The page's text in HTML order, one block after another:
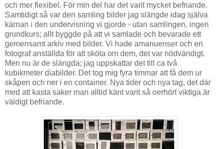
och mer flexibel. För min del har det varit mycket befriande.
Samtidigt så var den samling bilder jag slängde idag själva
kärnan i den undervisning vi gjorde - utan samlingen, ingen
grundkurs; allt byggde på att vi samlade och bevarade ett
gemensamt arkiv med bilder. Vi hade amanuenser och en
fotograf anställda för att sköta om dem, det var nödvändigt.
Men nu är de slängda; jag uppskattar det till ca två
kubikmeter diabilder. Det tog mig fyra timmar att få dem ur
skåpen och ner i en container. Nya tider och nya tag, det där
med att kasta saker man alltid känt varit så oerhört viktiga är
väldigt befriande.